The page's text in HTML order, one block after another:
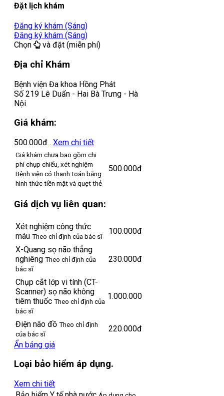
Đặt lịch khám
Đăng ký khám (Sáng)
Đăng ký khám (Sáng)
Chọn
và đặt (miễn phí)
Địa chỉ Khám
Bệnh viện Đa khoa Hồng Phát
Số 219 Lê Duẩn - Hai Bà Trưng - Hà
Nội
Giá khám:
500.000đ . Xem chi tiết
Giá khám chưa bao gồm chi
phí chụp chiếu, xét nghiệm
Bệnh viện có thanh toán bằng
hình thức tiền mặt và quẹt thẻ
500.000đ
Giá dịch vụ liên quan:
Xét nghiệm công thức
máu Theo chỉ định của bác sĩ
100.000đ
X-Quang sọ não thẳng
nghiêng Theo chỉ định của
bác sĩ
230.000đ
Chụp cắt lớp vi tính (CT-
Scanner) sọ não không
tiêm thuốc Theo chỉ định của
bác sĩ
1.000.000
Điện não đồ Theo chỉ định
của bác sĩ
220.000đ
Ẩn bảng giá
Loại bảo hiểm áp dụng.
Xem chi tiết